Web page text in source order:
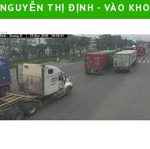
NGUYỄN THỊ ĐỊNH - VÀO KHO